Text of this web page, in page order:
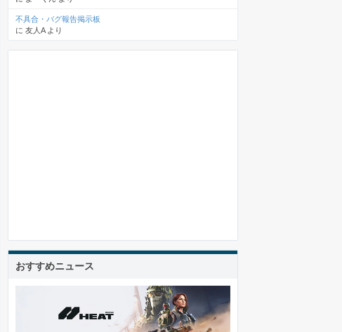
不具合・バグ報告掲示板
に 友人Aより
おすすめニュース